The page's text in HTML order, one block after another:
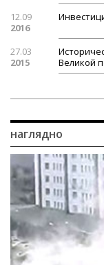
12.09
2016
27.03
2015
Великой
наглядно